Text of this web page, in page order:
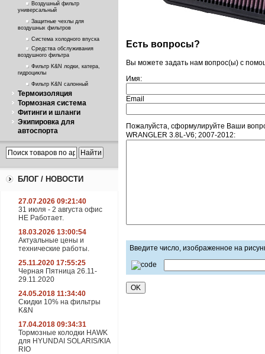
Воздушный фильтр
универсальный
Защитные чехлы для
воздушных фильтров
Система холодного впуска
Средства обслуживания
воздушного фильтра
Фильтр K&N лодки, катера,
гидроциклы
Фильтр K&N салонный
Термоизоляция
Тормозная система
Фитинги и шланги
Экипировка для
автоспорта
БЛОГ / НОВОСТИ
27.07.2026 09:21:40
31 июля - 2 августа офис
НЕ Работает.
18.03.2026 13:00:54
Актуальные цены и
технические работы.
25.11.2020 17:55:25
Черная Пятница 26.11-
29.11.2020
24.05.2018 11:34:40
Скидки 10% на фильтры
K&N
17.04.2018 09:34:31
Тормозные колодки HAWK
для HYUNDAI SOLARIS/KIA
RIO
Есть вопросы?
Вы можете задать нам вопрос(ы) с
Имя:
Email
Пожалуйста, сформулируйте Ваши
WRANGLER 3.8L-V6; 2007-2012:
Введите число, изображенное на